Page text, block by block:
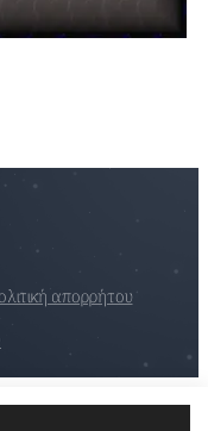
απορρήτου